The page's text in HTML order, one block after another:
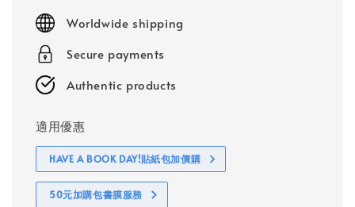
price
Worldwide shipping
Secure payments
Authentic products
適用優惠
HAVE A BOOK DAY!貼紙包加價購
50元加購包書膜服務